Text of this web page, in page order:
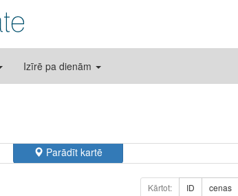
Izīrē pa dienām
Parādīt kartē
Kārtot: ID cenas